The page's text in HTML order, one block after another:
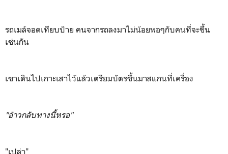
รถเมล์จอดเทียบป้าย คนจากรถลงมาไม่น้อยพอๆกับคนที่จะขึ้น
เช่นกัน
เขาเดินไปเกาะเสาไว้แล้วเตรียมบัตรขึ้นมาสแกนที่เครื่อง
"อ้าวกลับทางนี้หรอ"
"เปล่า"